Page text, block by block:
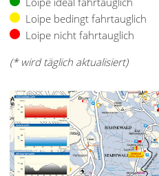
Loipe bedingt fahrtauglich
Loipe nicht fahrtauglich
(* wird täglich aktualisiert)